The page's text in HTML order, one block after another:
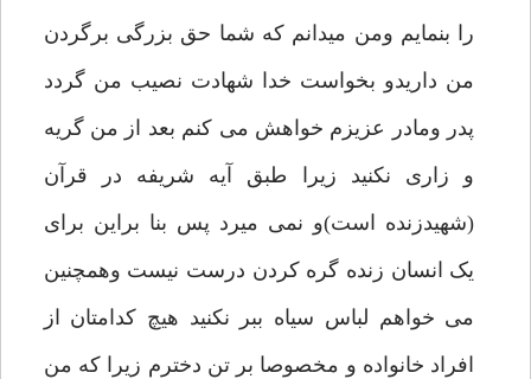
را بنمایم ومن میدانم که شما حق بزرگی برگردن
من داریدو بخواست خدا شهادت نصیب من گردد
پدر ومادر عزیزم خواهش می کنم بعد از من گریه
و زاری نکنید زیرا طبق آیه شریفه در قرآن
(شهیدزنده است)و نمی میرد پس بنا براین برای
یک انسان زنده گره کردن درست نیست وهمچنین
می خواهم لباس سیاه ببر نکنید هیچ کدامتان از
افراد خانواده و مخصوصا بر تن دخترم زیرا که من